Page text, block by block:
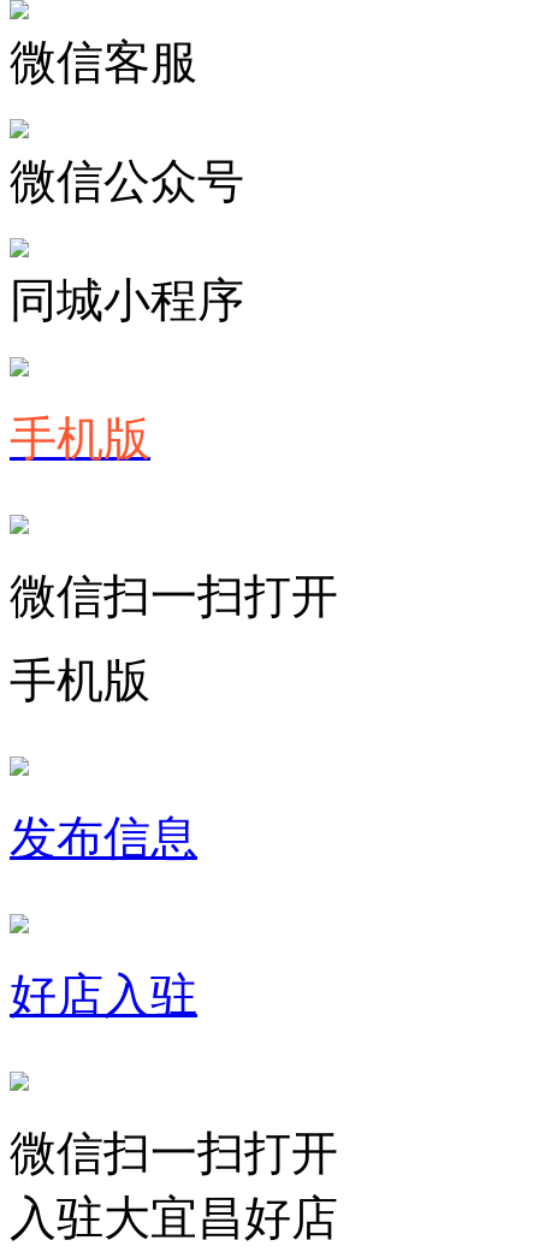
微信客服
微信公众号
同城小程序
手机版
微信扫一扫打开
手机版
发布信息
好店入驻
微信扫一扫打开
入驻大宜昌好店